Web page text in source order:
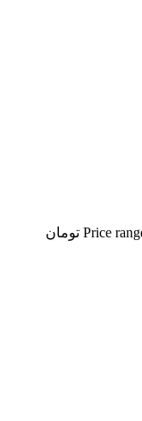
Price range: 700,000 تومان